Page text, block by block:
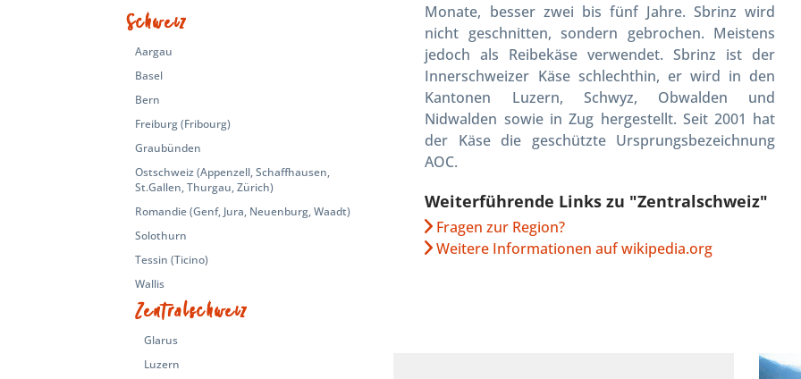
Schweiz
Aargau
Basel
Bern
Freiburg (Fribourg)
Graubünden
Ostschweiz (Appenzell, Schaffhausen,
St.Gallen, Thurgau, Zürich)
Romandie (Genf, Jura, Neuenburg, Waadt)
Solothurn
Tessin (Ticino)
Wallis
Zentralschweiz
Glarus
Luzern
Monate, besser zwei bis fünf Jahre. Sbrinz wird
nicht geschnitten, sondern gebrochen. Meistens
jedoch als Reibekäse verwendet. Sbrinz ist der
Innerschweizer Käse schlechthin, er wird in den
Kantonen Luzern, Schwyz, Obwalden und
Nidwalden sowie in Zug hergestellt. Seit 2001 hat
der Käse die geschützte Ursprungsbezeichnung
AOC.
Weiterführende Links zu "Zentralschweiz"
Fragen zur Region?
Weitere Informationen auf wikipedia.org